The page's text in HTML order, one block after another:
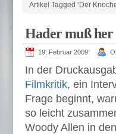
Artikel Tagged ‘Der
Hader muß her
19. Februar 2009
In der
Filmkritik, ein
Frage beginnt,
so leicht
Woody Allen in